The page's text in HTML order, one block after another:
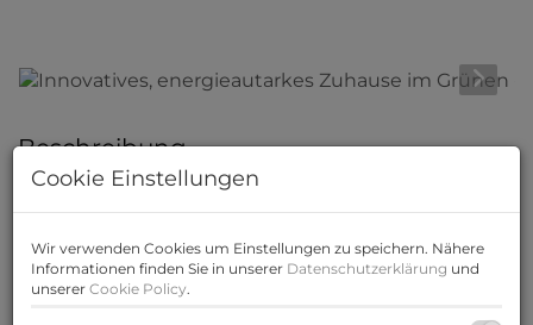
Beschreibung
gemütlichen Garten mit Terrasse von ca. 24m²
und einem Balkon von ca. 24m²
sucht neue
Cookie Einstellungen
Wir verwenden Cookies um Einstellungen zu speichern. Nähere
Informationen finden Sie in unserer Datenschutzerklärung und
unserer Cookie Policy.